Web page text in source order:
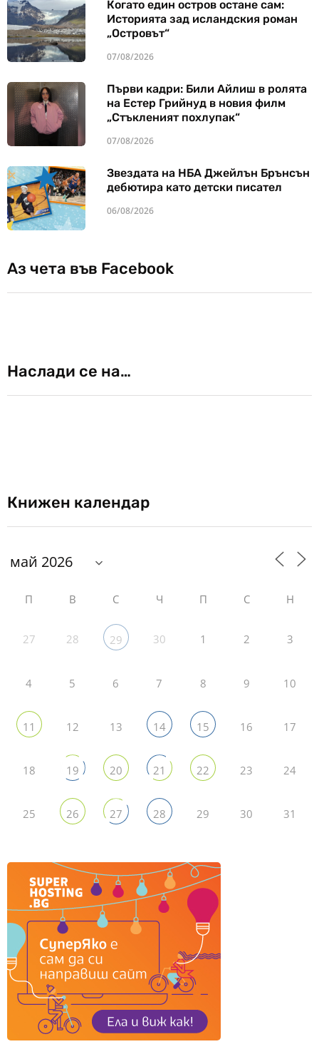
Когато един остров остане сам:
Историята зад исландския роман
„Островът“
07/08/2026
Първи кадри: Били Айлиш в ролята
на Естер Грийнуд в новия филм
„Стъкленият похлупак“
07/08/2026
Звездата на НБА Джейлън Брънсън
дебютира като детски писател
06/08/2026
Аз чета във Facebook
Наслади се на…
Книжен календар
П В С Ч П С Н
27 28 29 30 1 2 3
4 5 6 7 8 9 10
11 12 13 14 15 16 17
18 19 20 21 22 23 24
25 26 27 28 29 30 31